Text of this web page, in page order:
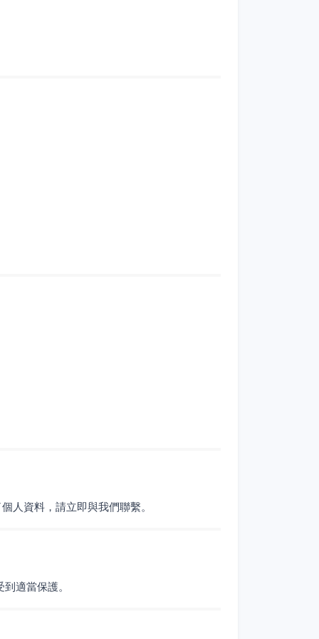
人資料，請立即與我們聯繫。
適當保護。